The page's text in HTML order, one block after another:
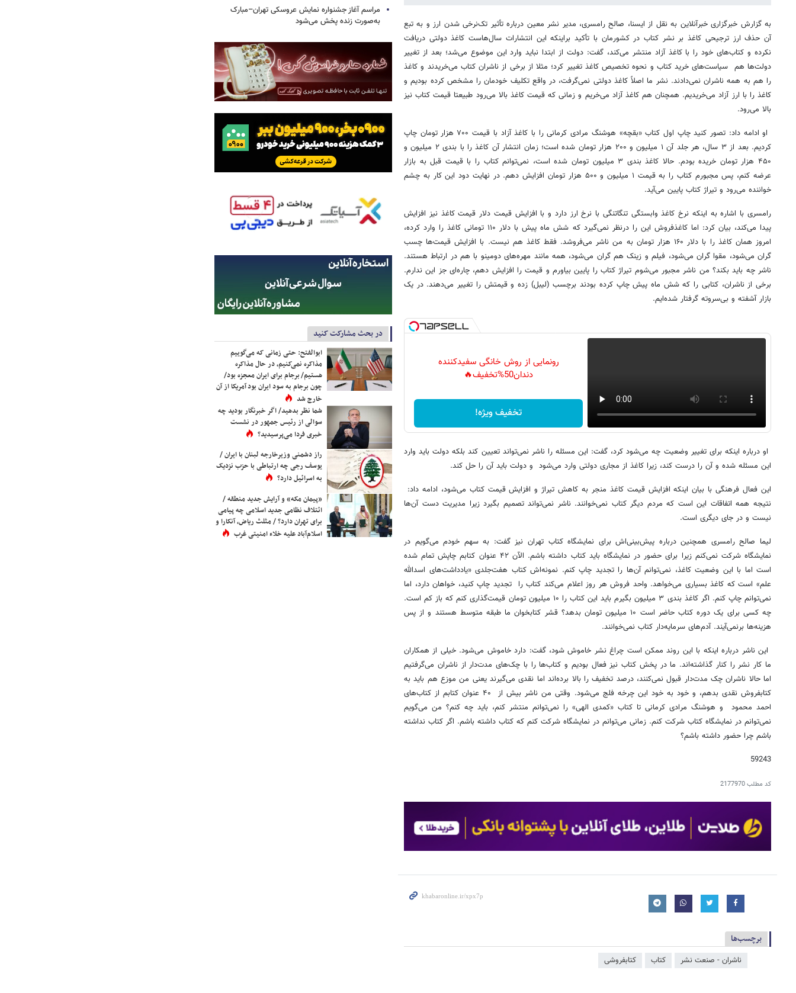
به گزارش خبرگزاری خبرآنلاین به نقل از ایسنا، صالح رامسری، مدیر نشر معین درباره تأثیر تک‌نرخی شدن ارز و به تبع
آن حذف ارز ترجیحی کاغذ بر نشر کتاب در کشورمان با تأکید براینکه این انتشارات سال‌هاست کاغذ دولتی دریافت
نکرده و کتاب‌های خود را با کاغذ آزاد منتشر می‌کند، گفت: دولت از ابتدا نباید وارد این موضوع می‌شد؛ بعد از تغییر
دولت‌ها هم سیاست‌های خرید کتاب و نحوه تخصیص کاغذ تغییر کرد؛ مثلا از برخی از ناشران کتاب می‌خریدند و کاغذ
را هم به همه ناشران نمی‌دادند. نشر ما اصلاً کاغذ دولتی نمی‌گرفت، در واقع تکلیف خودمان را مشخص کرده بودیم و
کاغذ را با ارز آزاد می‌خریدیم. همچنان هم کاغذ آزاد می‌خریم و زمانی که قیمت کاغذ بالا می‌رود طبیعتا قیمت کتاب نیز
بالا می‌رود.
او ادامه داد: تصور کنید چاپ اول کتاب «بقچه» هوشنگ مرادی کرمانی را با کاغذ آزاد با قیمت ۷۰۰ هزار تومان چاپ
کردیم. بعد از ۳ سال، هر جلد آن ۱ میلیون و ۲۰۰ هزار تومان شده است؛ زمان انتشار آن کاغذ را با بندی ۲ میلیون و
۴۵۰ هزار تومان خریده بودم. حالا کاغذ بندی ۳ میلیون تومان شده است، نمی‌توانم کتاب را با قیمت قبل به بازار
عرضه کنم، پس مجبورم کتاب را به قیمت ۱ میلیون و ۵۰۰ هزار تومان افزایش دهم. در نهایت دود این کار به چشم
خواننده می‌رود و تیراژ کتاب پایین می‌آید.
رامسری با اشاره به اینکه نرخ کاغذ وابستگی تنگاتنگی با نرخ ارز دارد و با افزایش قیمت دلار قیمت کاغذ نیز افزایش
پیدا می‌کند، بیان کرد: اما کاغذفروش این را درنظر نمی‌گیرد که شش ماه پیش با دلار ۱۱۰ تومانی کاغذ را وارد کرده،
امروز همان کاغذ را با دلار ۱۶۰ هزار تومان به من ناشر می‌فروشد. فقط کاغذ هم نیست. با افزایش قیمت‌ها چسب
گران می‌شود، مقوا گران می‌شود، فیلم و زینک هم گران می‌شود، همه مانند مهره‌های دومینو با هم در ارتباط هستند.
ناشر چه باید بکند؟ من ناشر مجبور می‌شوم تیراژ کتاب را پایین بیاورم و قیمت را افزایش دهم، چاره‌ای جز این ندارم.
برخی از ناشران، کتابی را که شش ماه پیش چاپ کرده‌ بودند برچسب (لیبل) زده و قیمتش را تغییر می‌دهند. در یک
بازار آشفته و بی‌سروته گرفتار شده‌ایم.
رونمایی از روش خانگی سفیدکننده
دندان50%تخفیف🔥
تخفیف ویژه!
او درباره اینکه برای تغییر وضعیت چه می‌شود کرد، گفت: این مسئله را ناشر نمی‌تواند تعیین کند بلکه دولت باید وارد
این مسئله شده و آن را درست کند، زیرا کاغذ از مجاری دولتی وارد می‌شود و دولت باید آن را حل کند.
این فعال فرهنگی با بیان اینکه افزایش قیمت کاغذ منجر به کاهش تیراژ و افزایش قیمت کتاب می‌شود، ادامه داد:
نتیجه همه اتفاقات این است که مردم دیگر کتاب نمی‌خوانند. ناشر نمی‌تواند تصمیم بگیرد زیرا مدیریت دست آن‌ها
نیست و در جای دیگری است.
لیما صالح رامسری همچنین درباره پیش‌بینی‌اش برای نمایشگاه کتاب تهران نیز گفت: به سهم خودم می‌گویم در
نمایشگاه شرکت نمی‌کنم زیرا برای حضور در نمایشگاه باید کتاب داشته باشم. الآن ۴۲ عنوان کتابم چاپش تمام شده
است اما با این وضعیت کاغذ، نمی‌توانم آن‌ها را تجدید چاپ کنم. نمونه‌اش کتاب هفت‌جلدی «یادداشت‌های اسدالله
علم» است که کاغذ بسیاری می‌خواهد. واحد فروش هر روز اعلام می‌کند کتاب را تجدید چاپ کنید، خواهان دارد، اما
نمی‌توانم چاپ کنم. اگر کاغذ بندی ۳ میلیون بگیرم باید این کتاب را ۱۰ میلیون تومان قیمت‌گذاری کنم که باز کم است.
چه کسی برای یک دوره کتاب حاضر است ۱۰ میلیون تومان بدهد؟ قشر کتابخوان ما طبقه متوسط هستند و از پس
هزینه‌ها برنمی‌آیند. آدم‌های سرمایه‌دار کتاب نمی‌خوانند.
این ناشر درباره اینکه با این روند ممکن است چراغ نشر خاموش شود، گفت: دارد خاموش می‌شود. خیلی از همکاران
ما کار نشر را کنار گذاشته‌اند. ما در پخش کتاب نیز فعال بودیم و کتاب‌ها را با چک‌های مدت‌دار از ناشران می‌گرفتیم
اما حالا ناشران چک مدت‌دار قبول نمی‌کنند، درصد تخفیف را بالا برده‌اند اما نقدی می‌گیرند یعنی من موزع هم باید به
کتابفروش نقدی بدهم، و خود به خود این چرخه فلج می‌شود. وقتی من ناشر بیش از ۴۰ عنوان کتابم از کتاب‌های
احمد محمود و هوشنگ مرادی کرمانی تا کتاب «کمدی الهی» را نمی‌توانم منتشر کنم، باید چه کنم؟ من می‌گویم
نمی‌توانم در نمایشگاه کتاب شرکت کنم. زمانی می‌توانم در نمایشگاه شرکت کنم که کتاب داشته باشم. اگر کتاب نداشته
باشم چرا حضور داشته باشم؟
59243
کد مطلب2177970
برچسب‌ها
ناشران - صنعت نشر کتاب کتابفروشی
مراسم آغاز جشنواره نمایش عروسکی تهران–مبارک
به‌صورت زنده پخش می‌شود
در بحث مشارکت کنید
ابوالفتح: حتی زمانی که می‌گوییم
مذاکره نمی‌کنیم، در حال مذاکره
هستیم/ برجام برای ایران معجزه بود/
چون برجام به سود ایران بود آمریکا از آن
خارج شد
شما نظر بدهید/ اگر خبرنگار بودید چه
سوالی از رئیس جمهور در نشست
خبری فردا می‌پرسیدید؟
راز دشمنی وزیرخارجه لبنان با ایران /
یوسف رجی چه ارتباطی با حزب نزدیک
به اسرائیل دارد؟
«پیمان مکه» و آرایش جدید منطقه /
ائتلاف نظامی جدید اسلامی چه پیامی
برای تهران دارد؟ / مثلث ریاض، آنکارا و
اسلام‌آباد علیه خلاء امنیتی غرب